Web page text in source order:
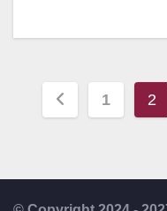
entradas
1 2